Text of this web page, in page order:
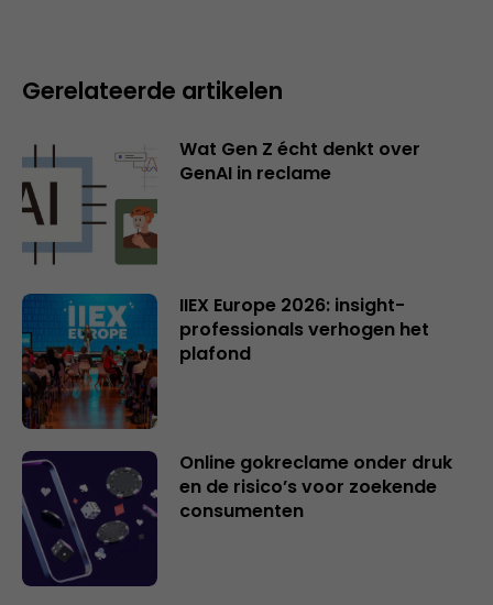
Gerelateerde artikelen
Wat Gen Z écht denkt over
GenAI in reclame
IIEX Europe 2026: insight-
professionals verhogen het
plafond
Online gokreclame onder druk
en de risico’s voor zoekende
consumenten